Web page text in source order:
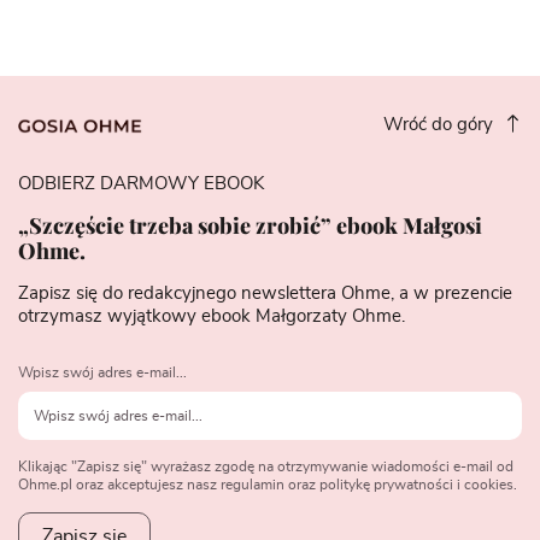
Wróć do góry
ODBIERZ DARMOWY EBOOK
„Szczęście trzeba sobie zrobić” ebook Małgosi
Ohme.
Zapisz się do redakcyjnego newslettera Ohme, a w prezencie
otrzymasz wyjątkowy ebook Małgorzaty Ohme.
Wpisz swój adres e-mail...
Klikając "Zapisz się" wyrażasz zgodę na otrzymywanie wiadomości e-mail od
Ohme.pl oraz akceptujesz nasz regulamin oraz politykę prywatności i cookies.